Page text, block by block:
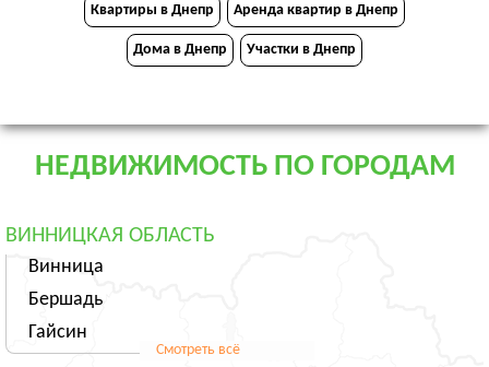
Квартиры в Днепр Аренда квартир в Днепр
Дома в Днепр Участки в Днепр
НЕДВИЖИМОСТЬ ПО ГОРОДАМ
ВИННИЦКАЯ ОБЛАСТЬ
Винница
Бершадь
Гайсин
Смотреть всё